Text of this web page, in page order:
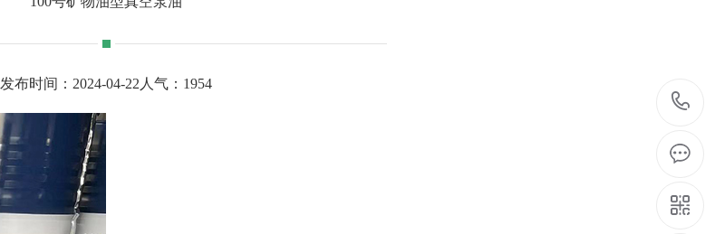
发布时间：2024-04-22 人气： 1954